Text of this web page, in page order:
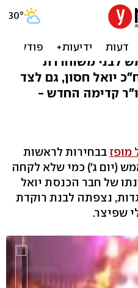
צפו בלבני
לבני משוחררת
יואל חסון, גם לצד
קדימה החדש -
מופז בבחירות לראשות
(יום ג') כמי שלא לקחה
של חבר הכנסת יואל
נצפתה לבנת רוקדת
שפיצר.